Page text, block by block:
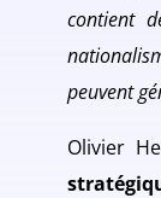
contient
peuvent
Olivier